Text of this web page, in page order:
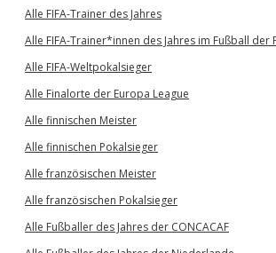
Alle FIFA-Trainer des Jahres
Alle FIFA-Trainer*innen des Jahres im Fußball der
Alle FIFA-Weltpokalsieger
Alle Finalorte der Europa League
Alle finnischen Meister
Alle finnischen Pokalsieger
Alle französischen Meister
Alle französischen Pokalsieger
Alle Fußballer des Jahres der CONCACAF